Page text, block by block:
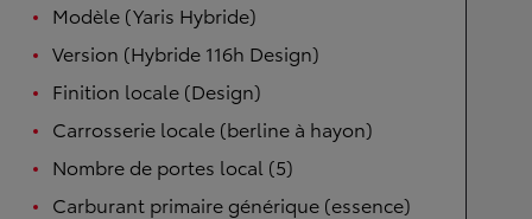
Modèle (Yaris Hybride)
Version (Hybride 116h Design)
Finition locale (Design)
Carrosserie locale (berline à hayon)
Nombre de portes local (5)
Carburant primaire générique (essence)